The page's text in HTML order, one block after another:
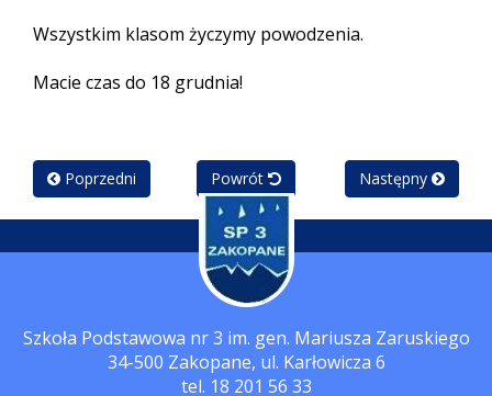
Wszystkim klasom życzymy powodzenia.
Macie czas do 18 grudnia!
Poprzedni Powrót Następny
Szkoła Podstawowa nr 3 im. gen. Mariusza Zaruskiego
34-500 Zakopane, ul. Karłowicza 6
tel. 18 201 56 33